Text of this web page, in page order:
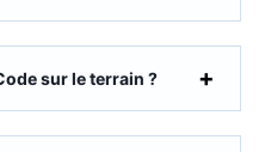
sur le terrain ?